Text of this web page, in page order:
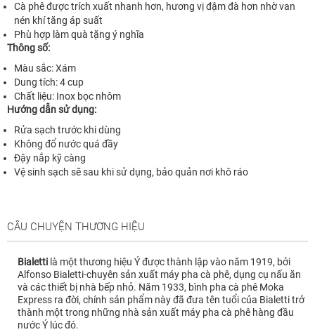
Cà phê được trích xuất nhanh hơn, hương vị đậm đà hơn nhờ van
nén khí tăng áp suất
Phù hợp làm quà tặng ý nghĩa
Thông số:
Màu sắc: Xám
Dung tích: 4 cup
Chất liệu: Inox bọc nhôm
Hướng dẫn sử dụng:
Rửa sạch trước khi dùng
Không đổ nước quá đầy
Đậy nắp kỹ càng
Vệ sinh sạch sẽ sau khi sử dụng, bảo quản nơi khô ráo
CÂU CHUYỆN THƯƠNG HIỆU
Bialetti là một thương hiệu Ý được thành lập vào năm 1919, bởi
Alfonso Bialetti-chuyên sản xuất máy pha cà phê, dụng cụ nấu ăn
và các thiết bị nhà bếp nhỏ. Năm 1933, bình pha cà phê Moka
Express ra đời, chính sản phẩm này đã đưa tên tuổi của Bialetti trở
thành một trong những nhà sản xuất máy pha cà phê hàng đầu
nước Ý lúc đó.